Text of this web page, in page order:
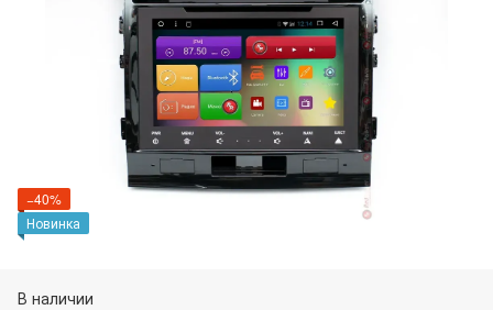
−40%
Новинка
В наличии